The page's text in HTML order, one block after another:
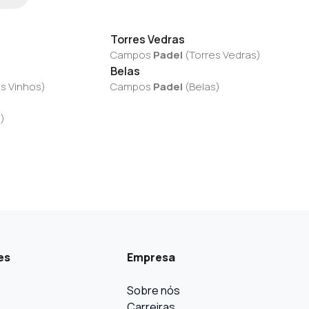
Vinhos)
)
Torres Vedras
Campos Padel (Torres Vedras)
Belas
Campos Padel (Belas)
Empresa
Sobre nós